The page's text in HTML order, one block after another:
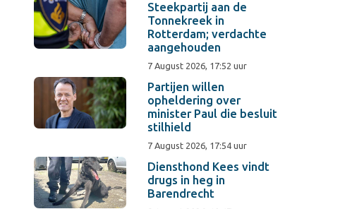
Steekpartij aan de
Tonnekreek in
Rotterdam; verdachte
aangehouden
7 August 2026, 17:52 uur
Partijen willen
opheldering over
minister Paul die besluit
stilhield
7 August 2026, 17:54 uur
Diensthond Kees vindt
drugs in heg in
Barendrecht